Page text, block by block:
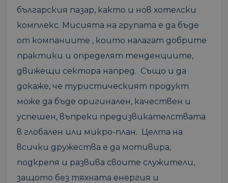
българския пазар, както и нов хотелски
комплекс. Мисията на групата е да бъде
от компаниите , които налагат добрите
практики и определят тенденциите,
движещи сектора напред. Също и да
докаже, че туристическият продукт
може да бъде оригинален, качествен и
успешен, въпреки предизвикателствата
в глобален или микро-план. Целта на
всички дружества е да мотивира,
подкрепя и развива своите служители,
защото без тяхната енергия и